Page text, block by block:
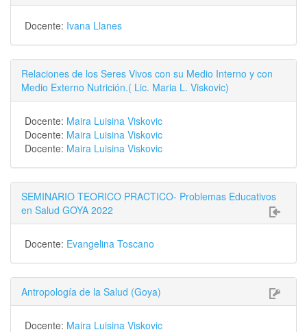
Docente: Ivana Llanes
Relaciones de los Seres Vivos con su Medio Interno y con
Medio Externo Nutrición.( Lic. Maria L. Viskovic)
Docente: Maira Luisina Viskovic
Docente: Maira Luisina Viskovic
Docente: Maira Luisina Viskovic
SEMINARIO TEORICO PRACTICO- Problemas Educativos
en Salud GOYA 2022
Docente: Evangelina Toscano
Antropología de la Salud (Goya)
Docente: Maira Luisina Viskovic